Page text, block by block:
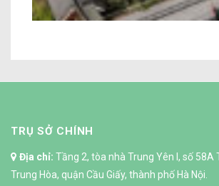
TRỤ SỞ CHÍNH
Địa chỉ: Tầng 2, tòa nhà Trung Yên I, số 58A
Trung Hòa, quận Cầu Giấy, thành phố Hà Nội.